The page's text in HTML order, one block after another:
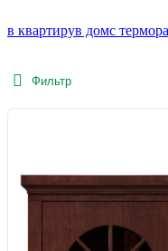
в квартирув домс
Фильтр